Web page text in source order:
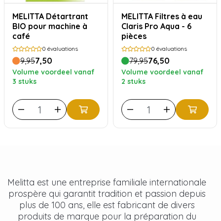
MELITTA Détartrant
BIO pour machine à
café
0 évaluations
9,957,50
Volume voordeel vanaf
3 stuks
MELITTA Filtres à eau
Claris Pro Aqua - 6
pièces
0 évaluations
79,9576,50
Volume voordeel vanaf
2 stuks
Melitta est une entreprise familiale internationale
prospère qui garantit tradition et passion depuis
plus de 100 ans, elle est fabricant de divers
produits de marque pour la préparation du